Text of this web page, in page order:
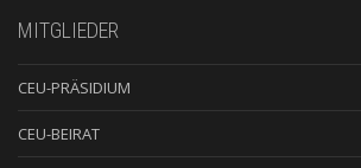
MITGLIEDER
CEU-PRÄSIDIUM
CEU-BEIRAT